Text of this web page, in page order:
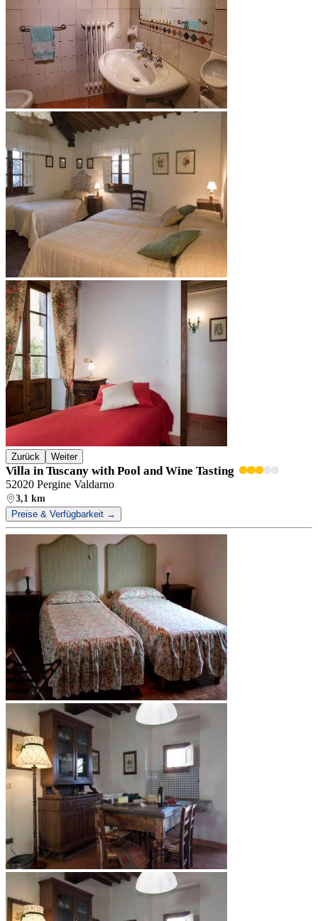
Zurück Weiter
Villa in Tuscany with Pool and Wine Tasting
52020 Pergine Valdarno
3,1 km
Preise & Verfügbarkeit →